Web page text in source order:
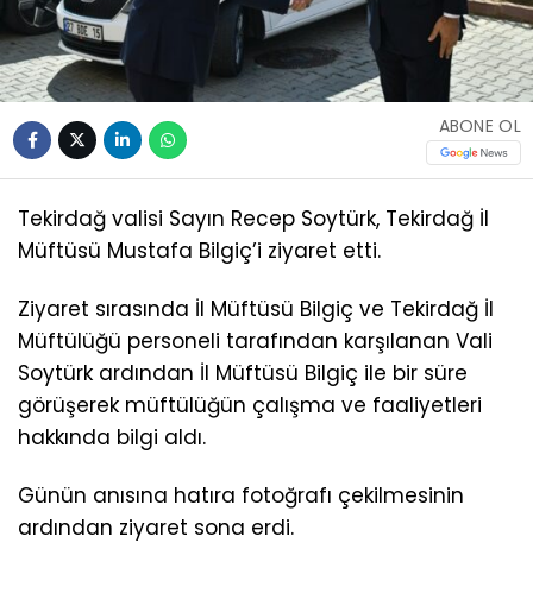
ABONE OL
Tekirdağ valisi Sayın Recep Soytürk, Tekirdağ İl
Müftüsü Mustafa Bilgiç’i ziyaret etti.
Ziyaret sırasında İl Müftüsü Bilgiç ve Tekirdağ İl
Müftülüğü personeli tarafından karşılanan Vali
Soytürk ardından İl Müftüsü Bilgiç ile bir süre
görüşerek müftülüğün çalışma ve faaliyetleri
hakkında bilgi aldı.
Günün anısına hatıra fotoğrafı çekilmesinin
ardından ziyaret sona erdi.